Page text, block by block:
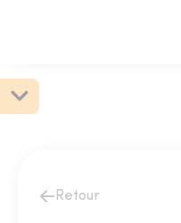
Retour